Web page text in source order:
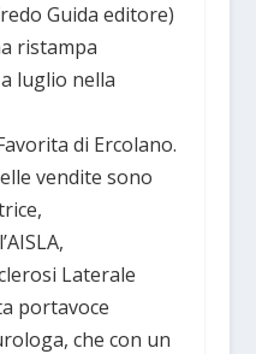
Guida editore)
ristampa
luglio nella
di Ercolano.
vendite sono
Laterale
portavoce
che con un